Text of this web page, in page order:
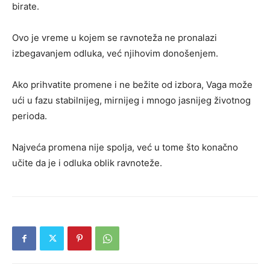
birate.
Ovo je vreme u kojem se ravnoteža ne pronalazi
izbegavanjem odluka, već njihovim donošenjem.
Ako prihvatite promene i ne bežite od izbora, Vaga može
ući u fazu stabilnijeg, mirnijeg i mnogo jasnijeg životnog
perioda.
Najveća promena nije spolja, već u tome što konačno
učite da je i odluka oblik ravnoteže.